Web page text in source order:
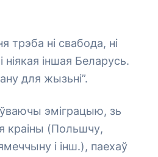
трэба ні свабода, ні
ніякая іншая Беларусь.
для жызьні”.
эміграцыю, зь
краіны (Польшчу,
і інш.), паехаў